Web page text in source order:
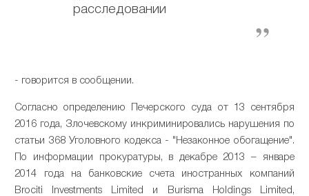
расследовании
- говорится в сообщении.
Согласно определению Печерского суда от 13 сентября
2016 года, Злочевскому инкриминировались нарушения по
статьи 368 Уголовного кодекса - "Незаконное обогащение".
По информации прокуратуры, в декабре 2013 – январе
2014 года на банковские счета иностранных компаний
Brociti Investments Limited и Burisma Holdings Limited,